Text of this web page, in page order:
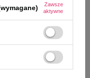
Versele Laga Crispy
Rabbits-Guinea Pigs
110g
72,64 zł / kg
Zawsze
aktywne